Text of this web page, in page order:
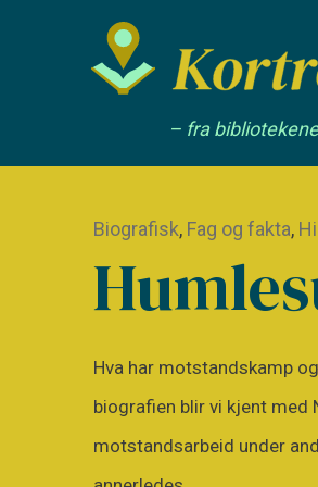
– fra
Biografisk, Fag og fakta,
Hva har motstandskamp
biografien blir vi kjent med
motstandsarbeid under